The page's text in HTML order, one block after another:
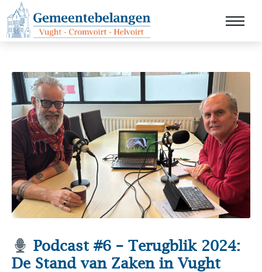
Podcast #6 – Terugblik 2024:
De Stand van Zaken in Vught